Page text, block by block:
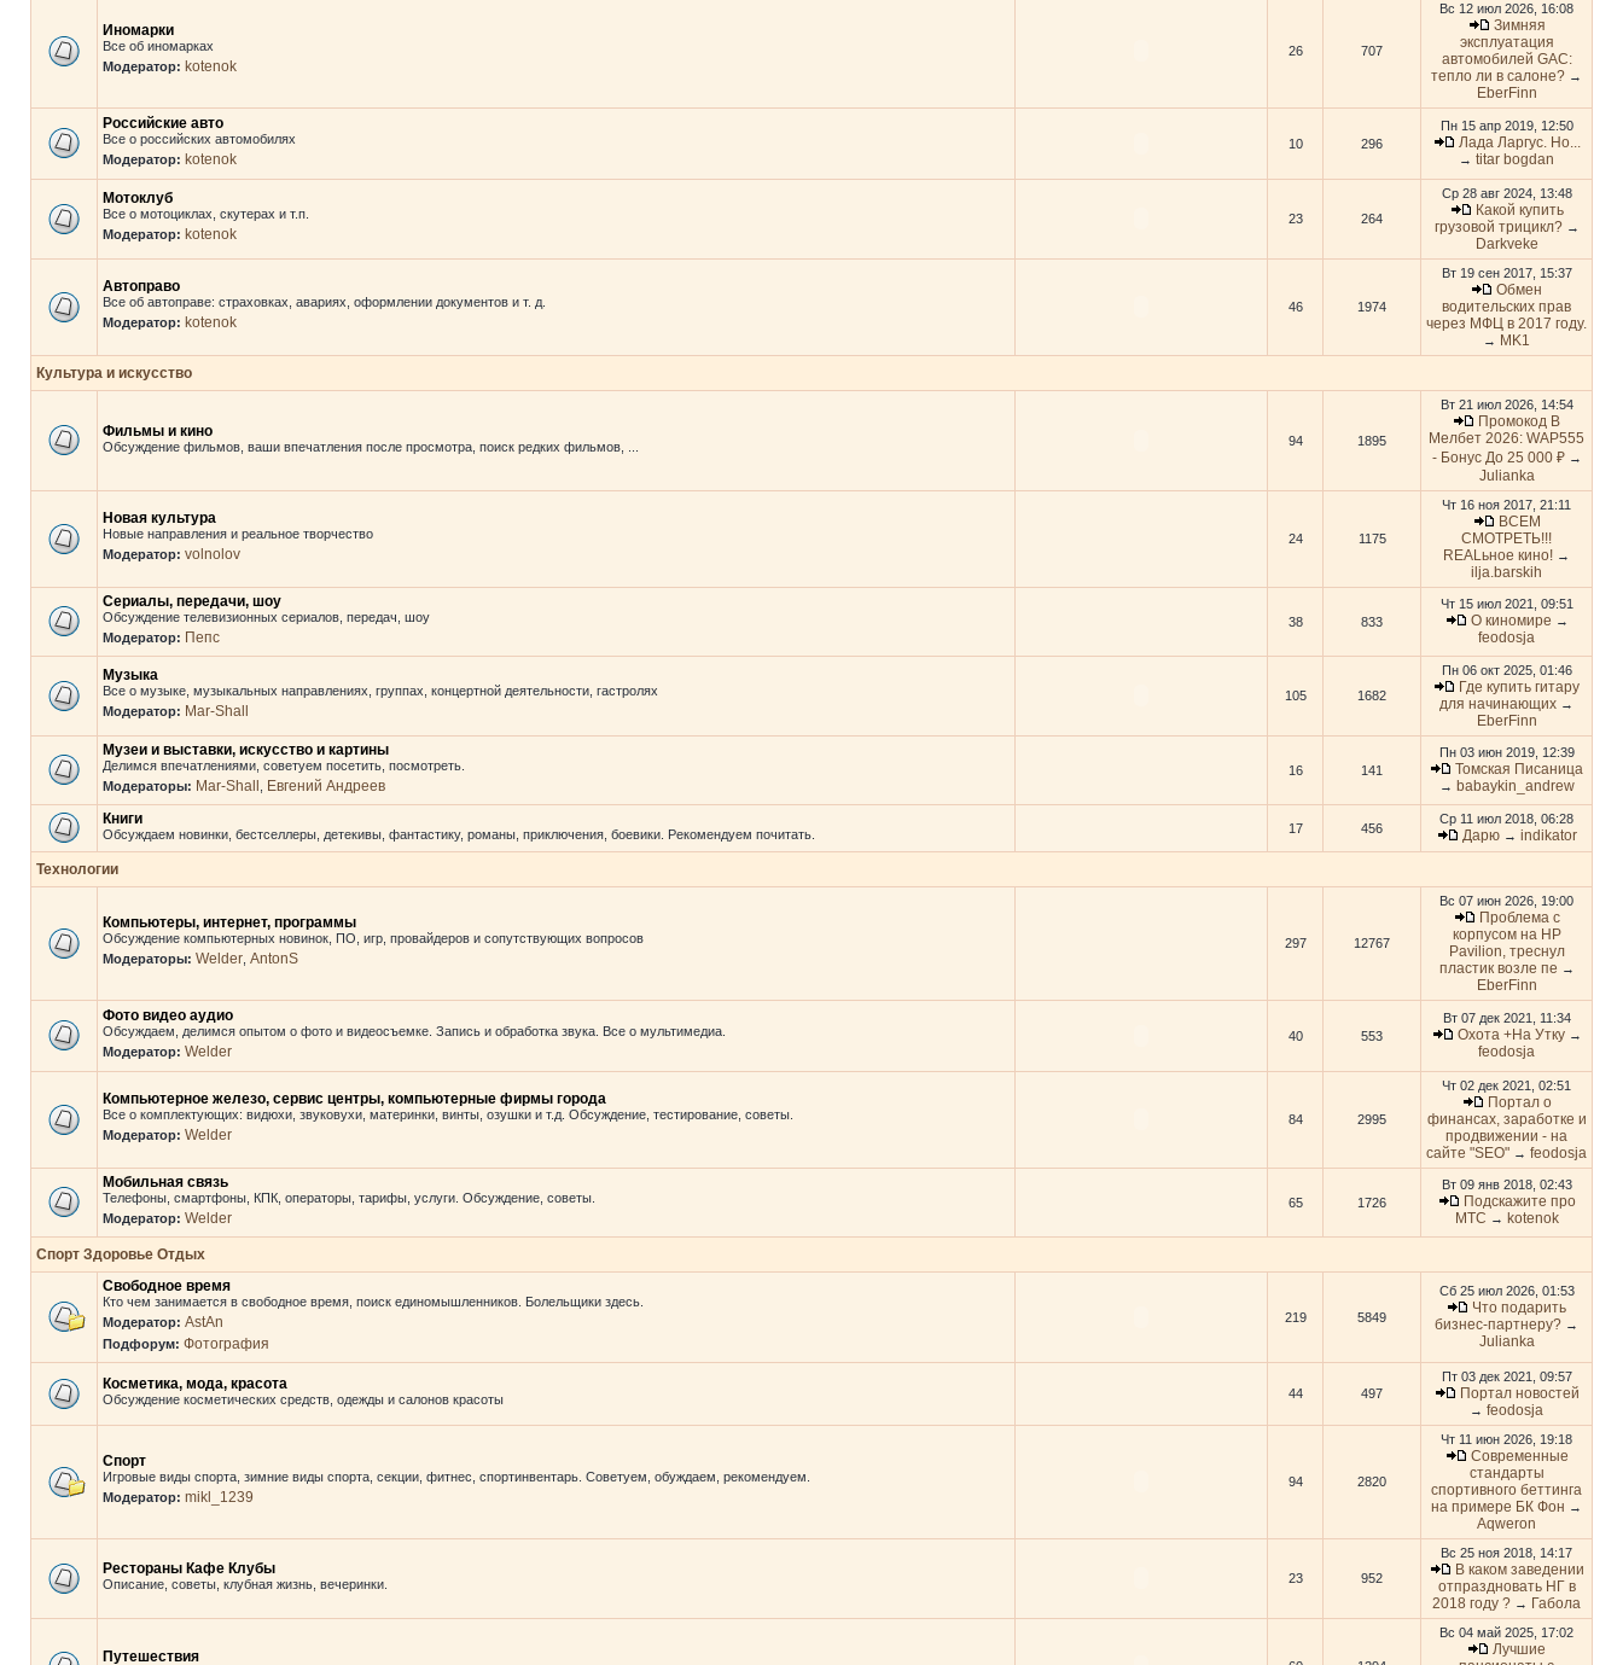
Иномарки
Все об иномарках
Модератор: kotenok
26 707
Вс 12 июл 2026, 16:08
Зимняя
эксплуатация
автомобилей GAC:
тепло ли в салоне? →
EberFinn
Российские авто
Все о российских автомобилях
Модератор: kotenok
10 296
Пн 15 апр 2019, 12:50
Лада Ларгус. Но...
→ titar bogdan
Мотоклуб
Все о мотоциклах, скутерах и т.п.
Модератор: kotenok
23 264
Ср 28 авг 2024, 13:48
Какой купить
грузовой трицикл?→
Darkveke
Автоправо
Все об автоправе: страховках, авариях, оформлении документов и т. д.
Модератор: kotenok
46 1974
Вт 19 сен 2017, 15:37
Обмен
водительских прав
через МФЦ в 2017 году.
→ MK1
Культура и искусство
Фильмы и кино
Обсуждение фильмов, ваши впечатления после просмотра, поиск редких фильмов, ... 94 1895
Вт 21 июл 2026, 14:54
Промокод В
Мелбет 2026: WAP555
- Бонус До 25 000 ₽→
Julianka
Новая культура
Новые направления и реальное творчество
Модератор: volnolov
24 1175
Чт 16 ноя 2017, 21:11
ВСЕМ
СМОТРЕТЬ!!!
REALьное кино! →
ilja.barskih
Сериалы, передачи, шоу
Обсуждение телевизионных сериалов, передач, шоу
Модератор: Пепс
38 833
Чт 15 июл 2021, 09:51
О киномире →
feodosja
Музыка
Все о музыке, музыкальных направлениях, группах, концертной деятельности, гастролях
Модератор: Mar-Shall
105 1682
Пн 06 окт 2025, 01:46
Где купить гитару
для начинающих →
EberFinn
Музеи и выставки, искусство и картины
Делимся впечатлениями, советуем посетить, посмотреть.
Модераторы: Mar-Shall Евгений Андреев
16 141
Пн 03 июн 2019, 12:39
Томская Писаница
→ babaykin_andrew
Книги
Обсуждаем новинки, бестселлеры, детекивы, фантастику, романы, приключения, боевики. Рекомендуем почитать. 17 456
Ср 11 июл 2018, 06:28
Дарю→ indikator
Технологии
Компьютеры, интернет, программы
Обсуждение компьютерных новинок, ПО, игр, провайдеров и сопутствующих вопросов
Модераторы: Welder AntonS
297 12767
Вс 07 июн 2026, 19:00
Проблема с
корпусом на HP
Pavilion, треснул
пластик возле пе →
EberFinn
Фото видео аудио
Обсуждаем, делимся опытом о фото и видеосъемке. Запись и обработка звука. Все о мультимедиа.
Модератор: Welder
40 553
Вт 07 дек 2021, 11:34
Охота +На Утку→
feodosja
Компьютерное железо, сервис центры, компьютерные фирмы города
Все о комплектующих: видюхи, звуковухи, материнки, винты, озушки и т.д. Обсуждение, тестирование, советы.
Модератор: Welder
84 2995
Чт 02 дек 2021, 02:51
Портал о
финансах, заработке и
продвижении - на
сайте "SEO" → feodosja
Мобильная связь
Телефоны, смартфоны, КПК, операторы, тарифы, услуги. Обсуждение, советы.
Модератор: Welder
65 1726
Вт 09 янв 2018, 02:43
Подскажите про
МТС → kotenok
Спорт Здоровье Отдых
Свободное время
Кто чем занимается в свободное время, поиск единомышленников. Болельщики здесь.
Модератор: AstAn
Подфорум: Фотография
219 5849
Сб 25 июл 2026, 01:53
Что подарить
бизнес-партнеру? →
Julianka
Косметика, мода, красота
Обсуждение косметических средств, одежды и салонов красоты 44 497
Пт 03 дек 2021, 09:57
Портал новостей
→ feodosja
Спорт
Игровые виды спорта, зимние виды спорта, секции, фитнес, спортинвентарь. Советуем, обуждаем, рекомендуем.
Модератор: mikl_1239
94 2820
Чт 11 июн 2026, 19:18
Современные
стандарты
спортивного беттинга
на примере БК Фон →
Aqweron
Рестораны Кафе Клубы
Описание, советы, клубная жизнь, вечеринки. 23 952
Вс 25 ноя 2018, 14:17
В каком заведении
отпраздновать НГ в
2018 году ? → Габола
Путешествия
Вс 04 май 2025, 17:02
Лучшие